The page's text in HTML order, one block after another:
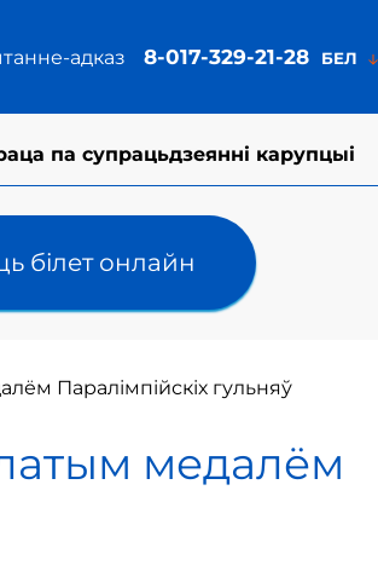
адказ 8-017-329-21-28
па супрацьдзеянні карупцыі
білет онлайн
Паралімпійскіх гульняў
медалём